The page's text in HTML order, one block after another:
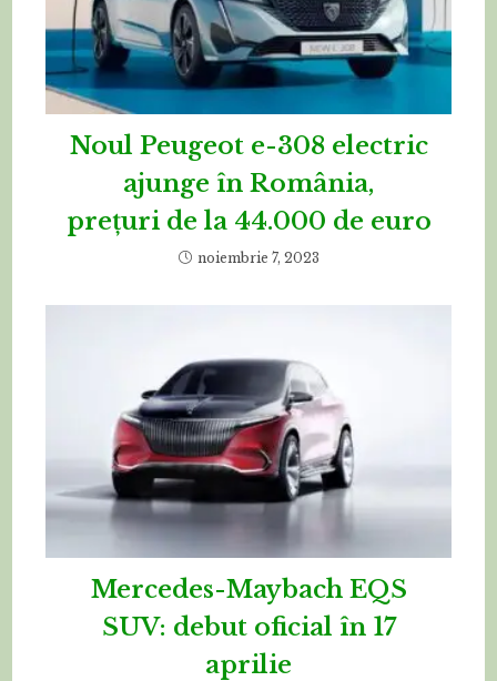
Noul Peugeot e-308 electric
ajunge în România,
prețuri de la 44.000 de euro
noiembrie 7, 2023
Mercedes-Maybach EQS
SUV: debut oficial în 17
aprilie